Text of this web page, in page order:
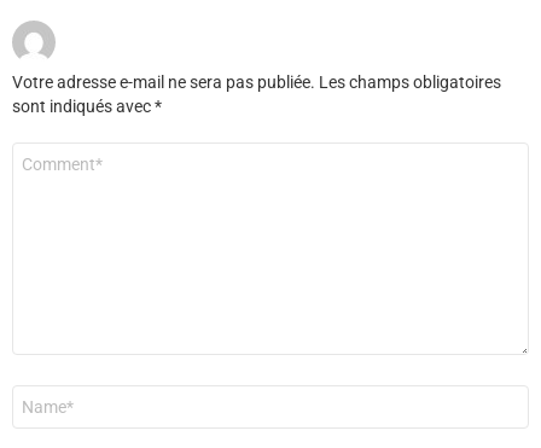
Votre adresse e-mail ne sera pas publiée. Les champs obligatoires
sont indiqués avec*
Commentaire
Nom